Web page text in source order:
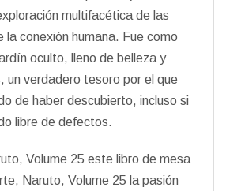
multifacética de las
la conexión humana. Fue como
oculto, lleno de belleza y
un verdadero tesoro por el que
de haber descubierto, incluso si
libre de defectos.
Volume 25 este libro de mesa
Naruto, Volume 25 la pasión